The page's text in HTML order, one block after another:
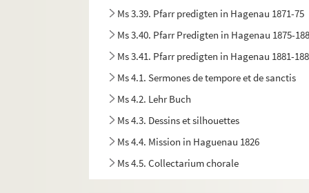
Ms 3.39. Pfarr predigten in Hagenau 1871-75
Ms 3.40. Pfarr Predigten in Hagenau 1875-
Ms 3.41. Pfarr predigten in Hagenau 1881-
Ms 4.1. Sermones de tempore et de sanctis
Ms 4.2. Lehr Buch
Ms 4.3. Dessins et silhouettes
Ms 4.4. Mission in Haguenau 1826
Ms 4.5. Collectarium chorale